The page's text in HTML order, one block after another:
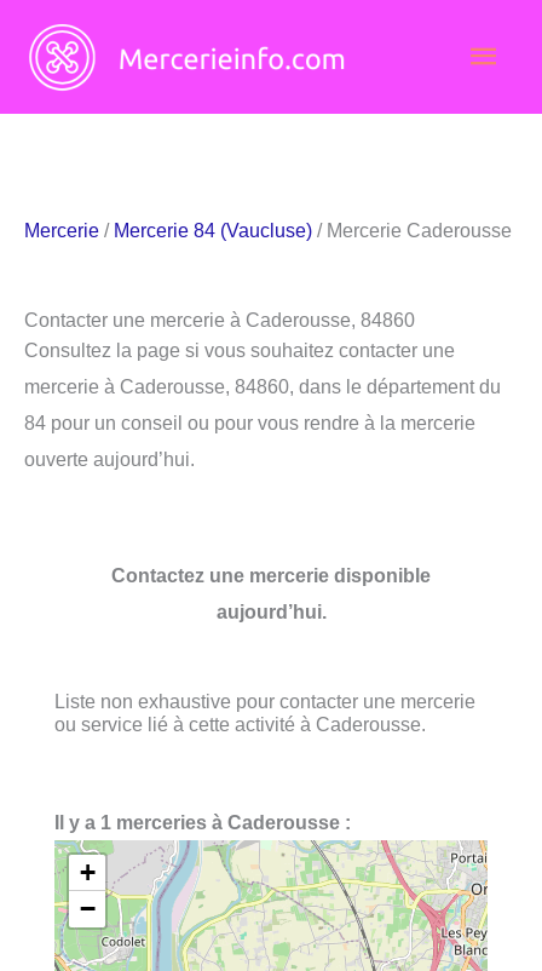
contenu
Mercerie / Mercerie 84 (Vaucluse) / Mercerie Caderousse
Contacter une mercerie à Caderousse, 84860
Consultez la page si vous souhaitez contacter une
mercerie à Caderousse, 84860, dans le département du
84 pour un conseil ou pour vous rendre à la mercerie
ouverte aujourd’hui.
Contactez une mercerie disponible
aujourd’hui.
Liste non exhaustive pour contacter une mercerie
ou service lié à cette activité à Caderousse.
Il y a 1 merceries à Caderousse :
+
−